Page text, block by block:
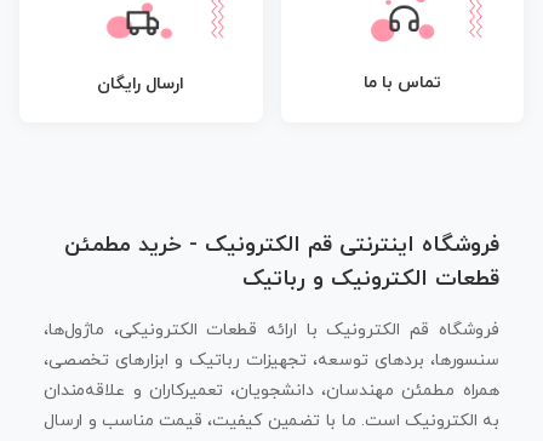
تماس با ما ارسال رایگان
فروشگاه اینترنتی قم الکترونیک - خرید مطمئن
قطعات الکترونیک و رباتیک
فروشگاه قم الکترونیک با ارائه قطعات الکترونیکی، ماژول‌ها،
سنسورها، بردهای توسعه، تجهیزات رباتیک و ابزارهای تخصصی،
همراه مطمئن مهندسان، دانشجویان، تعمیرکاران و علاقه‌مندان
به الکترونیک است. ما با تضمین کیفیت، قیمت مناسب و ارسال